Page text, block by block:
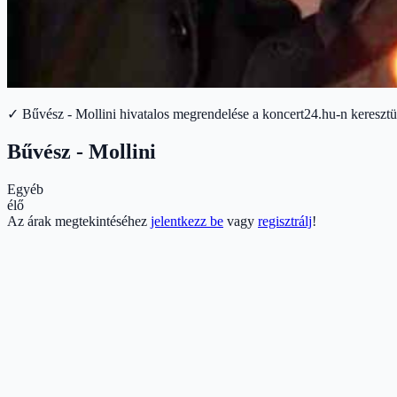
✓ Bűvész - Mollini hivatalos megrendelése a koncert24.hu-n
Bűvész - Mollini
Egyéb
élő
Az árak megtekintéséhez jelentkezz be vagy regisztrálj!